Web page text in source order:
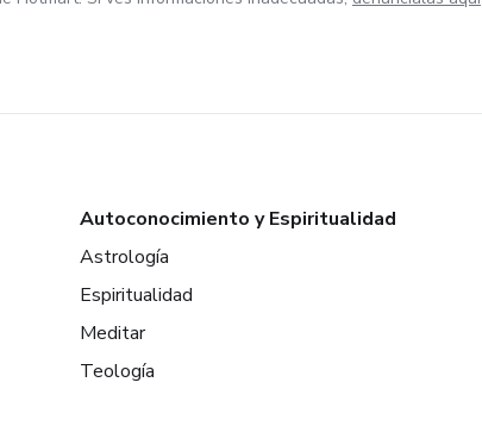
Autoconocimiento y Espiritualidad
Astrología
Espiritualidad
Meditar
Teología